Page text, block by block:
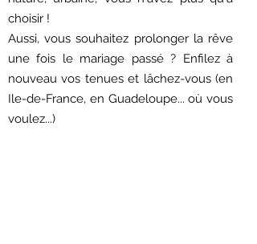
choisir !
Aussi, vous souhaitez prolonger la rêve
une fois le mariage passé ? Enfilez à
nouveau vos tenues et lâchez-vous (en
Ile-de-France, en Guadeloupe... où vous
voulez...)